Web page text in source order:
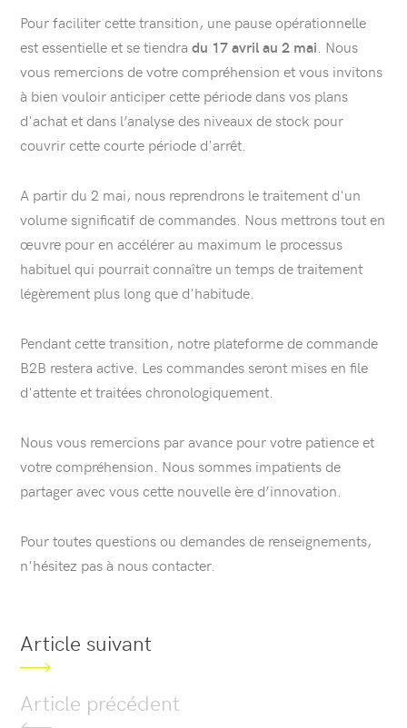
Pour faciliter cette transition, une pause opérationnelle
est essentielle et se tiendradu 17 avril au 2 mai . Nous
vous remercions de votre compréhension et vous invitons
à bien vouloir anticiper cette période dans vos plans
d'achat et dans l’analyse des niveaux de stock pour
couvrir cette courte période d'arrêt.
A partir du 2 mai, nous reprendrons le traitement d'un
volume significatif de commandes. Nous mettrons tout en
œuvre pour en accélérer au maximum le processus
habituel qui pourrait connaître un temps de traitement
légèrement plus long que d'habitude.
Pendant cette transition, notre plateforme de commande
B2B restera active. Les commandes seront mises en file
d'attente et traitées chronologiquement.
Nous vous remercions par avance pour votre patience et
votre compréhension. Nous sommes impatients de
partager avec vous cette nouvelle ère d’innovation.
Pour toutes questions ou demandes de renseignements,
n'hésitez pas à nous contacter.
Article suivant
Article précédent